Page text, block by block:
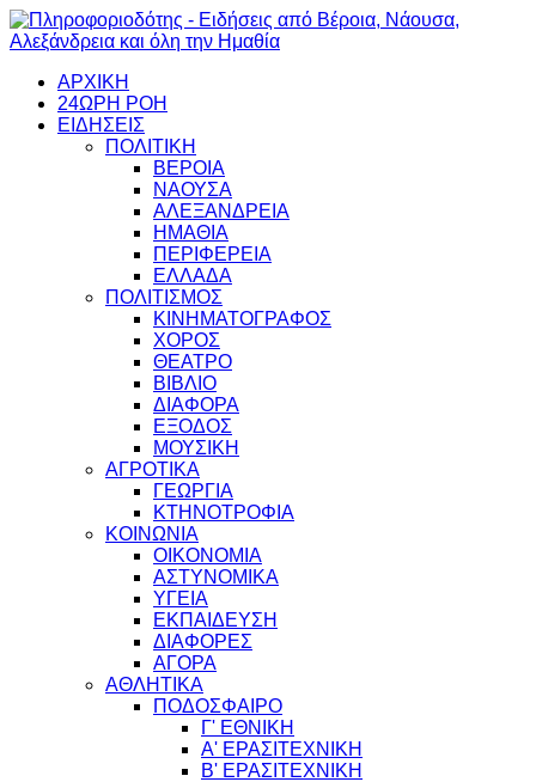
ΑΡΧΙΚΗ
24ΩΡΗ ΡΟΗ
ΕΙΔΗΣΕΙΣ
ΠΟΛΙΤΙΚΗ
ΒΕΡΟΙΑ
ΝΑΟΥΣΑ
ΑΛΕΞΑΝΔΡΕΙΑ
ΗΜΑΘΙΑ
ΠΕΡΙΦΕΡΕΙΑ
ΕΛΛΑΔΑ
ΠΟΛΙΤΙΣΜΟΣ
ΚΙΝΗΜΑΤΟΓΡΑΦΟΣ
ΧΟΡΟΣ
ΘΕΑΤΡΟ
ΒΙΒΛΙΟ
ΔΙΑΦΟΡΑ
ΕΞΟΔΟΣ
ΜΟΥΣΙΚΗ
ΑΓΡΟΤΙΚΑ
ΓΕΩΡΓΙΑ
ΚΤΗΝΟΤΡΟΦΙΑ
ΚΟΙΝΩΝΙΑ
ΟΙΚΟΝΟΜΙΑ
ΑΣΤΥΝΟΜΙΚΑ
ΥΓΕΙΑ
ΕΚΠΑΙΔΕΥΣΗ
ΔΙΑΦΟΡΕΣ
ΑΓΟΡΑ
ΑΘΛΗΤΙΚΑ
ΠΟΔΟΣΦΑΙΡΟ
Γ' ΕΘΝΙΚΗ
Α' ΕΡΑΣΙΤΕΧΝΙΚΗ
Β' ΕΡΑΣΙΤΕΧΝΙΚΗ